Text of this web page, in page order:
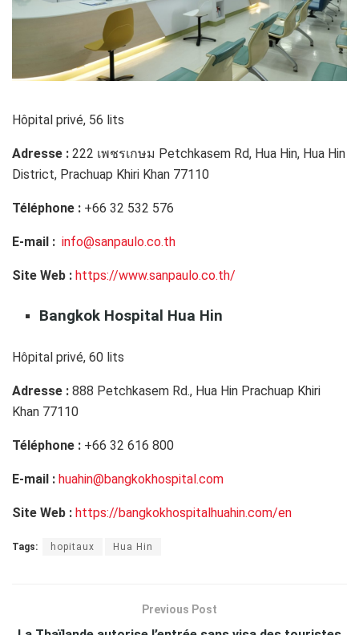
Hôpital privé, 56 lits
Adresse : 222 เพชรเกษม Petchkasem Rd, Hua Hin, Hua Hin
District, Prachuap Khiri Khan 77110
Téléphone : +66 32 532 576
E-mail : info@sanpaulo.co.th
Site Web : https://www.sanpaulo.co.th/
Bangkok Hospital Hua Hin
Hôpital privé, 60 lits
Adresse : 888 Petchkasem Rd., Hua Hin Prachuap Khiri
Khan 77110
Téléphone : +66 32 616 800
E-mail : huahin@bangkokhospital.com
Site Web : https://bangkokhospitalhuahin.com/en
Tags: hopitaux Hua Hin
Previous Post